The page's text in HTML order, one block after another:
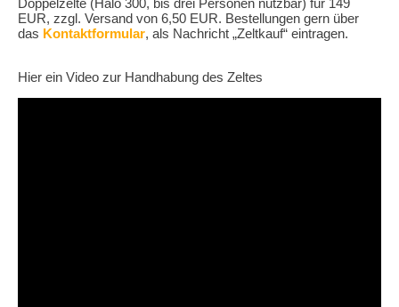
Doppelzelte (Halo 300, bis drei Personen nutzbar) für 149
EUR, zzgl. Versand von 6,50 EUR. Bestellungen gern über
das Kontaktformular, als Nachricht „Zeltkauf“ eintragen.
Hier ein Video zur Handhabung des Zeltes